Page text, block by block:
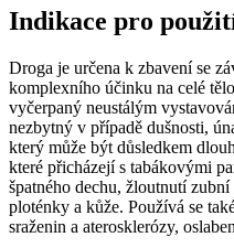
Indikace pro
Droga je určena k zbavení se
komplexního účinku na celé
vyčerpaný neustálým
nezbytný v případě dušnosti,
který může být důsledkem
které přicházejí s tabákovými
špatného dechu, žloutnutí
ploténky a kůže. Používá se
sraženin a aterosklerózy,